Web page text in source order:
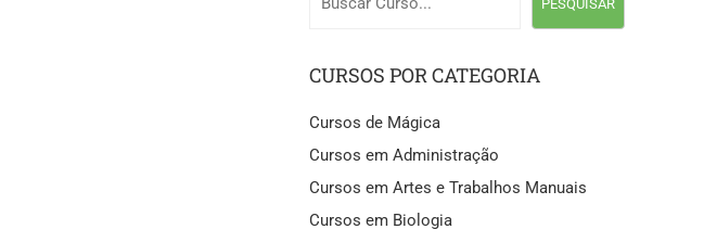
PESQUISAR
CURSOS POR CATEGORIA
Cursos de Mágica
Cursos em Administração
Cursos em Artes e Trabalhos Manuais
Cursos em Biologia